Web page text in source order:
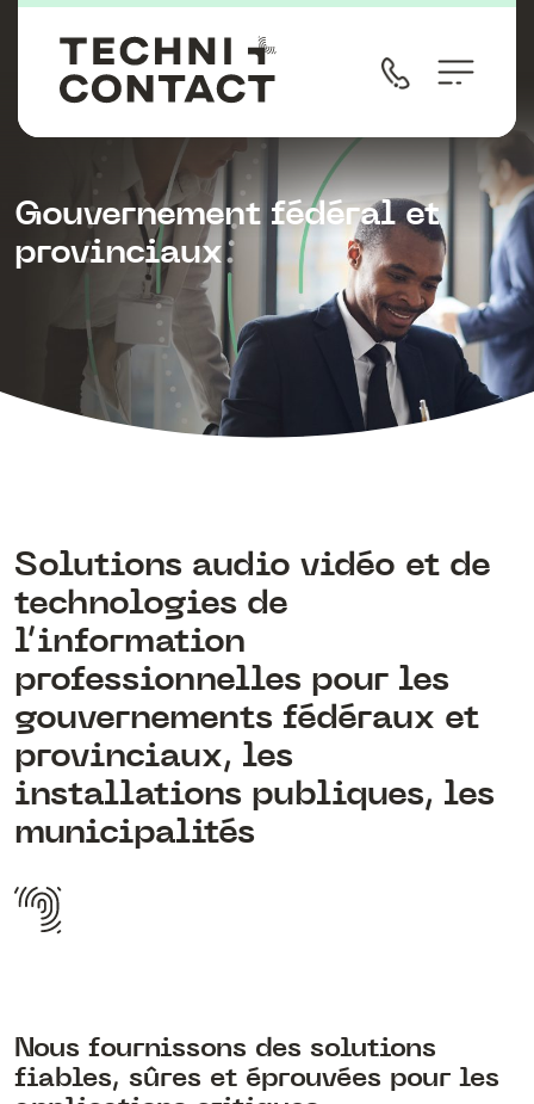
Gouvernement fédéral et
provinciaux
Solutions audio vidéo et de
technologies de
l’information
professionnelles pour les
gouvernements fédéraux et
provinciaux, les
installations publiques, les
municipalités
Nous fournissons des solutions
fiables, sûres et éprouvées pour les